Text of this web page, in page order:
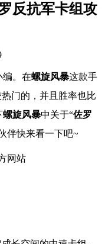
反抗军卡组攻
编。在螺旋风暴这款手
门的，并且胜率也比
螺旋风暴中关于“佐罗
伴快来看一下吧~